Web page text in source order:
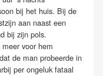
bij het huis. Bij de
aan naast een
bij zijn pols.
voor hem
de man probeerde in
per ongeluk fataal